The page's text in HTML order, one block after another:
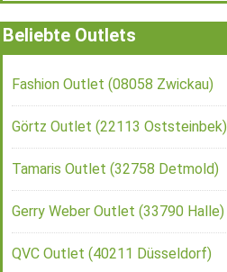
Beliebte Outlets
Fashion Outlet (08058 Zwickau)
Görtz Outlet (22113 Oststeinbek)
Tamaris Outlet (32758 Detmold)
Gerry Weber Outlet (33790 Halle)
QVC Outlet (40211 Düsseldorf)